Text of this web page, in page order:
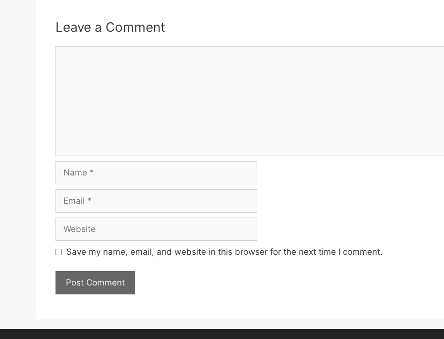
Leave a Comment
Name
Email
Website
Save my name, email, and website in this browser for the next time I comment.